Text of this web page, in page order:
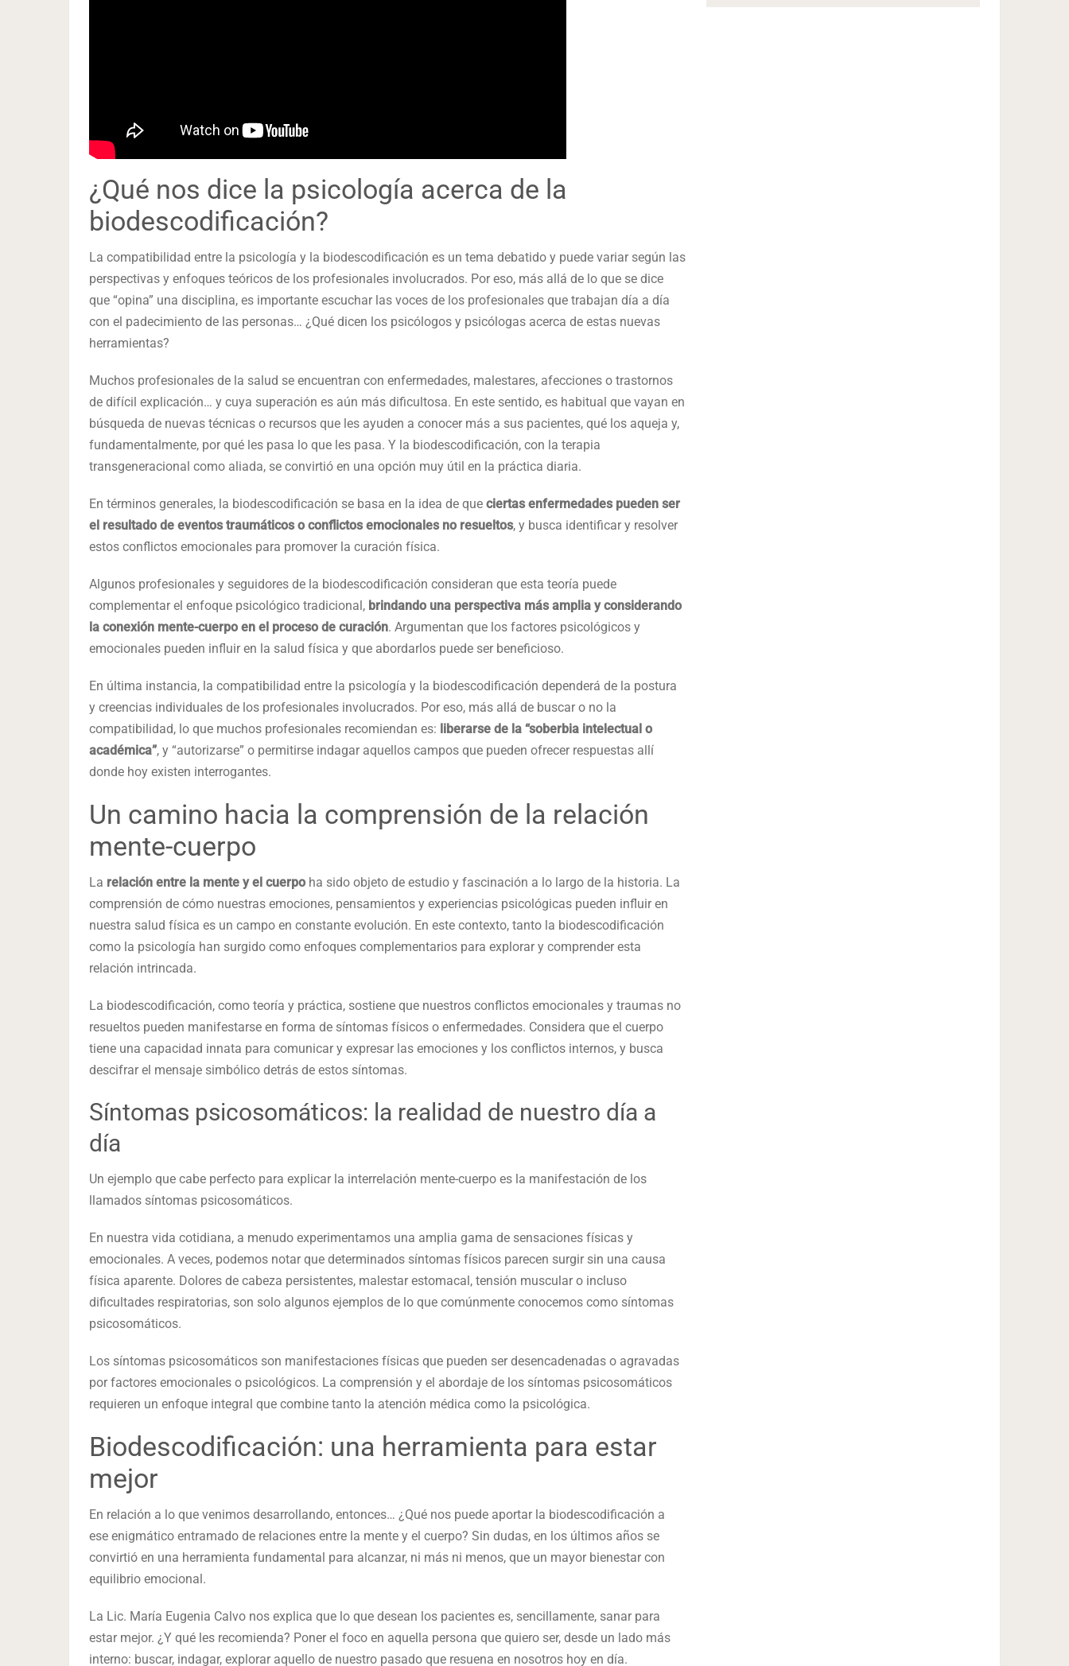
¿Qué nos dice la psicología acerca de la
biodescodificación?
La compatibilidad entre la psicología y la biodescodificación es un tema debatido y puede variar según las
perspectivas y enfoques teóricos de los profesionales involucrados. Por eso, más allá de lo que se dice
que “opina” una disciplina, es importante escuchar las voces de los profesionales que trabajan día a día
con el padecimiento de las personas… ¿Qué dicen los psicólogos y psicólogas acerca de estas nuevas
herramientas?
Muchos profesionales de la salud se encuentran con enfermedades, malestares, afecciones o trastornos
de difícil explicación… y cuya superación es aún más dificultosa. En este sentido, es habitual que vayan en
búsqueda de nuevas técnicas o recursos que les ayuden a conocer más a sus pacientes, qué los aqueja y,
fundamentalmente, por qué les pasa lo que les pasa. Y la biodescodificación, con la terapia
transgeneracional como aliada, se convirtió en una opción muy útil en la práctica diaria.
En términos generales, la biodescodificación se basa en la idea de que ciertas enfermedades pueden ser
el resultado de eventos traumáticos o conflictos emocionales no resueltos, y busca identificar y resolver
estos conflictos emocionales para promover la curación física.
Algunos profesionales y seguidores de la biodescodificación consideran que esta teoría puede
complementar el enfoque psicológico tradicional, brindando una perspectiva más amplia y considerando
la conexión mente-cuerpo en el proceso de curación. Argumentan que los factores psicológicos y
emocionales pueden influir en la salud física y que abordarlos puede ser beneficioso.
En última instancia, la compatibilidad entre la psicología y la biodescodificación dependerá de la postura
y creencias individuales de los profesionales involucrados. Por eso, más allá de buscar o no la
compatibilidad, lo que muchos profesionales recomiendan es: liberarse de la “soberbia intelectual o
académica”, y “autorizarse” o permitirse indagar aquellos campos que pueden ofrecer respuestas allí
donde hoy existen interrogantes.
Un camino hacia la comprensión de la relación
mente-cuerpo
La relación entre la mente y el cuerpo ha sido objeto de estudio y fascinación a lo largo de la historia. La
comprensión de cómo nuestras emociones, pensamientos y experiencias psicológicas pueden influir en
nuestra salud física es un campo en constante evolución. En este contexto, tanto la biodescodificación
como la psicología han surgido como enfoques complementarios para explorar y comprender esta
relación intrincada.
La biodescodificación, como teoría y práctica, sostiene que nuestros conflictos emocionales y traumas no
resueltos pueden manifestarse en forma de síntomas físicos o enfermedades. Considera que el cuerpo
tiene una capacidad innata para comunicar y expresar las emociones y los conflictos internos, y busca
descifrar el mensaje simbólico detrás de estos síntomas.
Síntomas psicosomáticos: la realidad de nuestro día a
día
Un ejemplo que cabe perfecto para explicar la interrelación mente-cuerpo es la manifestación de los
llamados síntomas psicosomáticos.
En nuestra vida cotidiana, a menudo experimentamos una amplia gama de sensaciones físicas y
emocionales. A veces, podemos notar que determinados síntomas físicos parecen surgir sin una causa
física aparente. Dolores de cabeza persistentes, malestar estomacal, tensión muscular o incluso
dificultades respiratorias, son solo algunos ejemplos de lo que comúnmente conocemos como síntomas
psicosomáticos.
Los síntomas psicosomáticos son manifestaciones físicas que pueden ser desencadenadas o agravadas
por factores emocionales o psicológicos. La comprensión y el abordaje de los síntomas psicosomáticos
requieren un enfoque integral que combine tanto la atención médica como la psicológica.
Biodescodificación: una herramienta para estar
mejor
En relación a lo que venimos desarrollando, entonces… ¿Qué nos puede aportar la biodescodificación a
ese enigmático entramado de relaciones entre la mente y el cuerpo? Sin dudas, en los últimos años se
convirtió en una herramienta fundamental para alcanzar, ni más ni menos, que un mayor bienestar con
equilibrio emocional.
La Lic. María Eugenia Calvo nos explica que lo que desean los pacientes es, sencillamente, sanar para
estar mejor. ¿Y qué les recomienda? Poner el foco en aquella persona que quiero ser, desde un lado más
interno: buscar, indagar, explorar aquello de nuestro pasado que resuena en nosotros hoy en día.